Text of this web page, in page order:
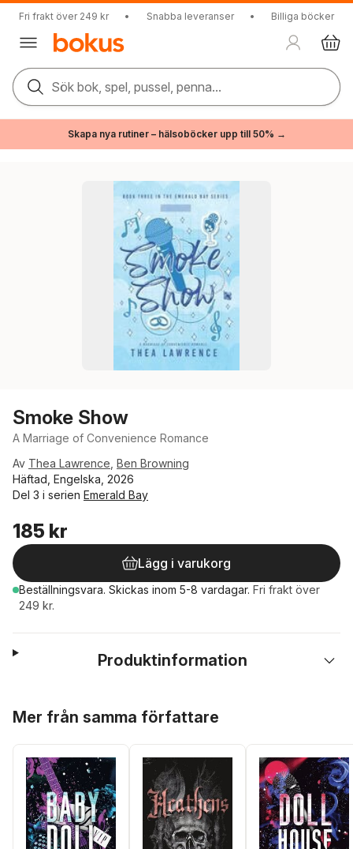
Fri frakt över 249 kr • Snabba leveranser • Billiga böcker
Sök bok, spel, pussel, penna...
Skapa nya rutiner – hälsoböcker upp till 50% →
Smoke Show
A Marriage of Convenience Romance
Av Thea Lawrence Ben Browning
Häftad, Engelska, 2026
Del 3 i serien Emerald Bay
185 kr
Lägg i varukorg
Beställningsvara. Skickas inom 5-8 vardagar. Fri frakt över
249 kr.
Produktinformation
Mer från samma författare